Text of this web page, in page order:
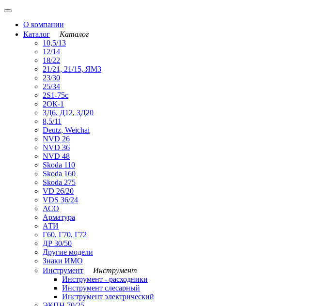
О компании
Каталог
Каталог
10,5/13
12/14
18/22
21/21, 21/15, ЯМЗ
23/30
25/34
2S1-75с
2ОК-1
3Д6, Д12, 3Д20
8,5/11
Deutz, Weichai
NVD 26
NVD 36
NVD 48
Skoda 110
Skoda 160
Skoda 275
VD 26/20
VDS 36/24
АСО
Арматура
АТИ
Г60, Г70, Г72
ДР 30/50
Другие модели
Знаки ИМО
Инструмент
Инструмент
Инструмент - расходники
Инструмент слесарный
Инструмент электрический